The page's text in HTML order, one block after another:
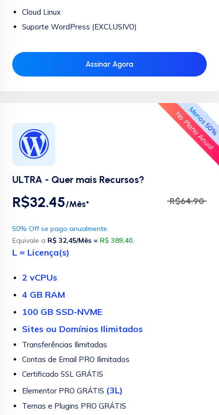
Cloud Linux
Suporte WordPress (EXCLUSIVO)
Assinar Agora
Menos
No Plano Anual
ULTRA - Quer mais Recursos?
R$32.45/Mês* R$64.90
50% Off se pago anualmente.
Equivale a R$ 32,45/Mês = R$ 389,40.
L = Licença(s)
2 vCPUs
4 GB RAM
100 GB SSD-NVME
Sites ou Domínios Ilimitados
Transferências Ilimitadas
Contas de Email PRO Ilimitados
Certificado SSL GRÁTIS
Elementor PRO GRÁTIS (3L)
Temas e Plugins PRO GRÁTIS